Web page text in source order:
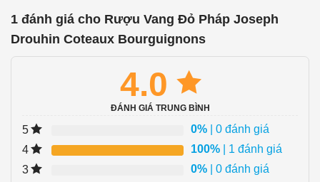
1 đánh giá cho Rượu Vang Đỏ Pháp Joseph
Drouhin Coteaux Bourguignons
4.0
ĐÁNH GIÁ TRUNG BÌNH
5 0% | 0 đánh giá
4
100% | 1 đánh giá
3
0% | 0 đánh giá